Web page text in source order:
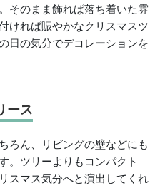
そのまま飾れば落ち着いた雰
ければ賑やかなクリスマスツ
日の気分でデコレーションを
ース
ろん、リビングの壁などにも
。ツリーよりもコンパクト
スマス気分へと演出してくれ